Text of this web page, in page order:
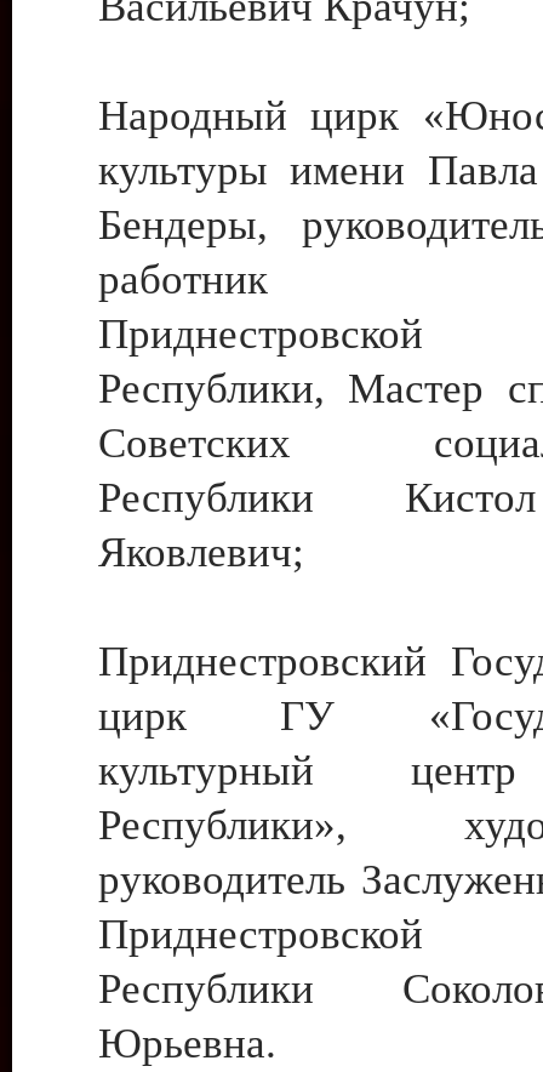
Народный цирк
культуры имени
Бендеры,
работник
Приднестровской
Республики, Мастер
Советских
Республики
Яковлевич;
Приднестровский
цирк ГУ
культурный
Республики»,
руководитель
Приднестровской
Республики
Юрьевна.